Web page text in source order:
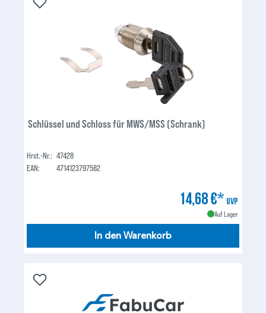
Schlüssel und Schloss für MWS/MSS (Schrank)
Hrst.-Nr.: 47428
EAN:
4714123797582
14,68 €* UVP
Auf Lager
In den Warenkorb